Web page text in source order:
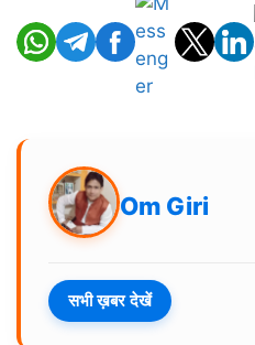
Om Giri
सभी ख़बर देखें